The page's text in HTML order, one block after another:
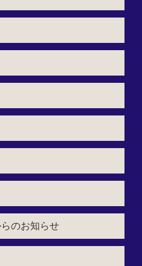
のお知らせ